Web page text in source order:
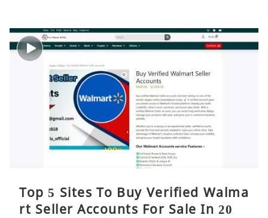
Top 5 Sites To Buy Verified Walma
rt Seller Accounts For Sale In 2026